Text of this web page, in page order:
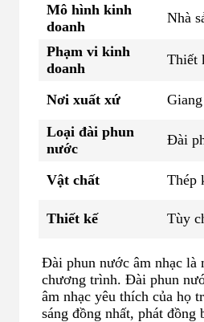
Mô hình kinh
doanh
Nhà
Phạm vi kinh
doanh
Thiết
Nơi xuất xứ
Loại đài phun
nước
Đài
Vật chất Thép
Thiết kế Tùy
Đài phun nước âm nhạc là
chương trình. Đài phun
âm nhạc yêu thích của họ
sáng đồng nhất, phát đồng